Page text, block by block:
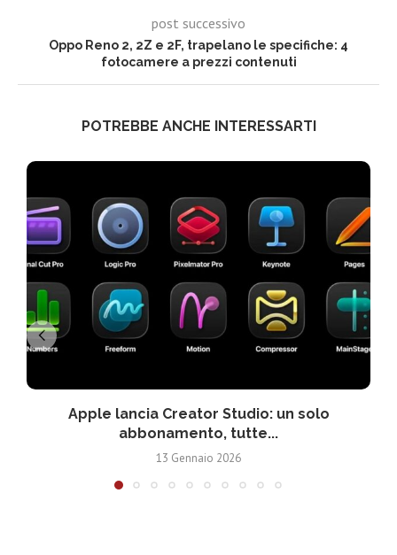
post successivo
Oppo Reno 2, 2Z e 2F, trapelano le specifiche: 4
fotocamere a prezzi contenuti
POTREBBE ANCHE INTERESSARTI
Apple lancia Creator Studio: un solo
abbonamento, tutte...
13 Gennaio 2026